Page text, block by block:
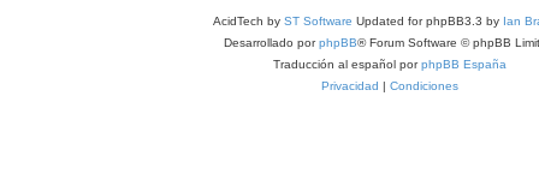
AcidTech by ST Software Updated for phpBB3.3 by Ian
Desarrollado porphpBB® Forum Software © phpBB
Traducción al español porphpBB España
Privacidad | Condiciones